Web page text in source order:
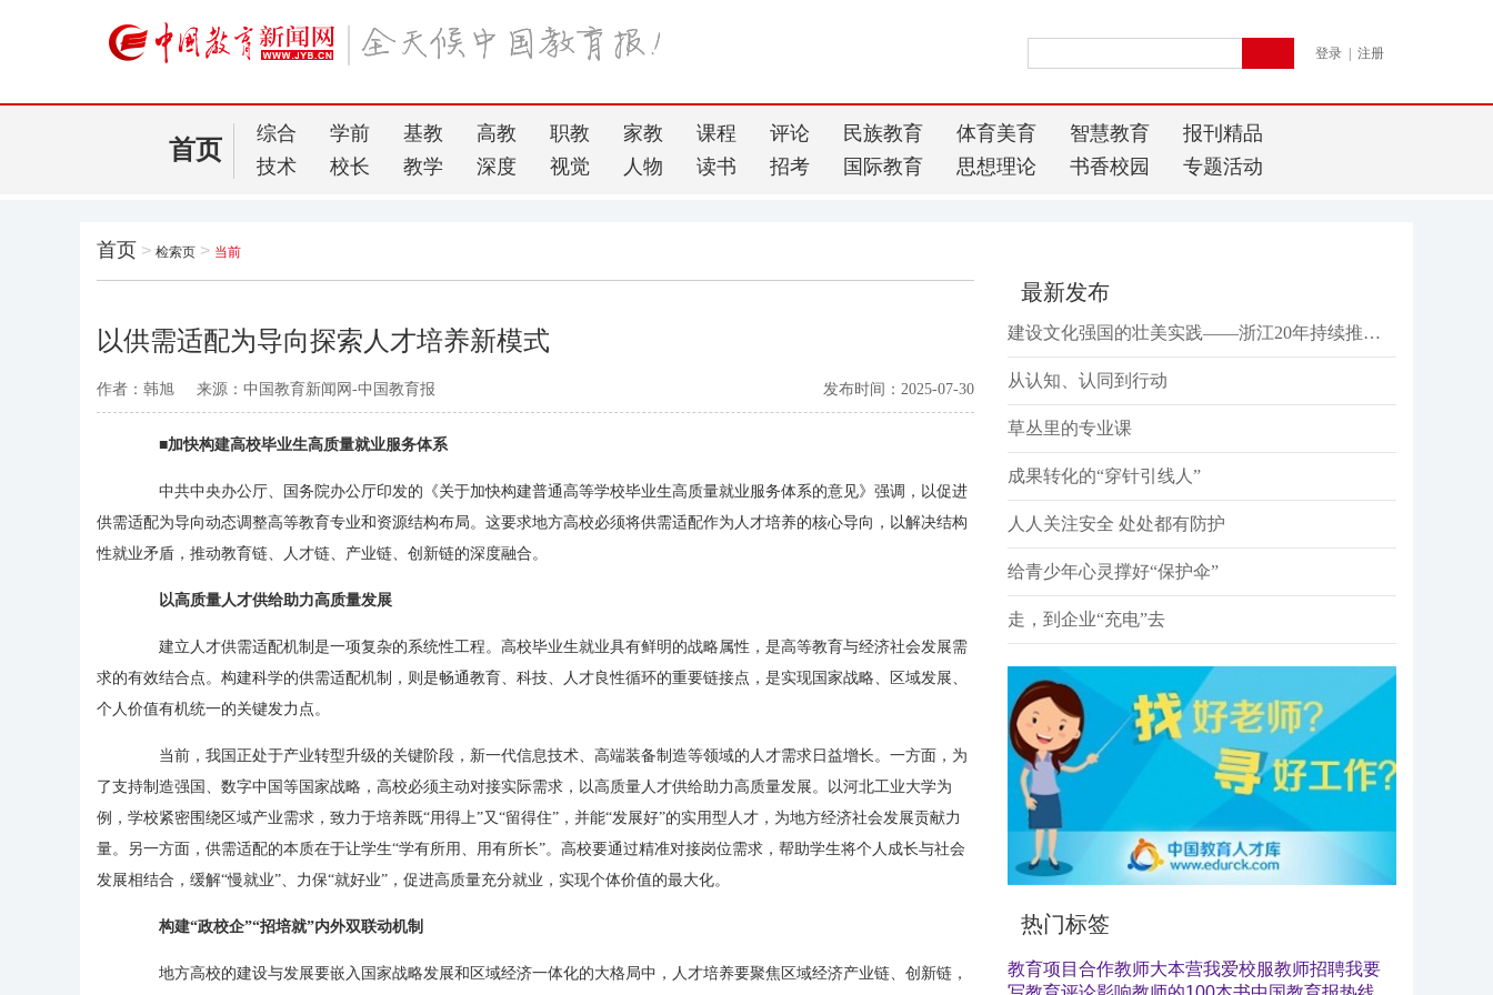
登录 注册
首页
综合 学前 基教 高教 职教 家教 课程 评论 民族教育 体育美育 智慧教育
报刊精品
技术
校长 教学 深度 视觉 人物 读书 招考 国际教育 思想理论 书香校园 专题活动
首页 > 检索页 > 当前
以供需适配为导向探索人才培养新模式
发布时间：2025-07-30
作者：韩旭 来源：中国教育新闻网-中国教育报
■加快构建高校毕业生高质量就业服务体系
中共中央办公厅、国务院办公厅印发的《关于加快构建普通高等学校毕业生高质量就业服务体系的意见》强调，以促进
供需适配为导向动态调整高等教育专业和资源结构布局。这要求地方高校必须将供需适配作为人才培养的核心导向，以解决结构
性就业矛盾，推动教育链、人才链、产业链、创新链的深度融合。
以高质量人才供给助力高质量发展
建立人才供需适配机制是一项复杂的系统性工程。高校毕业生就业具有鲜明的战略属性，是高等教育与经济社会发展需
求的有效结合点。构建科学的供需适配机制，则是畅通教育、科技、人才良性循环的重要链接点，是实现国家战略、区域发展、
个人价值有机统一的关键发力点。
当前，我国正处于产业转型升级的关键阶段，新一代信息技术、高端装备制造等领域的人才需求日益增长。一方面，为
了支持制造强国、数字中国等国家战略，高校必须主动对接实际需求，以高质量人才供给助力高质量发展。以河北工业大学为
例，学校紧密围绕区域产业需求，致力于培养既“用得上”又“留得住”，并能“发展好”的实用型人才，为地方经济社会发展贡献力
量。另一方面，供需适配的本质在于让学生“学有所用、用有所长”。高校要通过精准对接岗位需求，帮助学生将个人成长与社会
发展相结合，缓解“慢就业”、力保“就好业”，促进高质量充分就业，实现个体价值的最大化。
构建“政校企”“招培就”内外双联动机制
地方高校的建设与发展要嵌入国家战略发展和区域经济一体化的大格局中，人才培养要聚焦区域经济产业链、创新链，
最新发布
建设文化强国的壮美实践——浙江20年持续推进文化建设“八项工程”纪事
从认知、认同到行动
草丛里的专业课
成果转化的“穿针引线人”
人人关注安全 处处都有防护
给青少年心灵撑好“保护伞”
走，到企业“充电”去
热门标签
教育项目合作教师大本营我爱校服教师招聘我要